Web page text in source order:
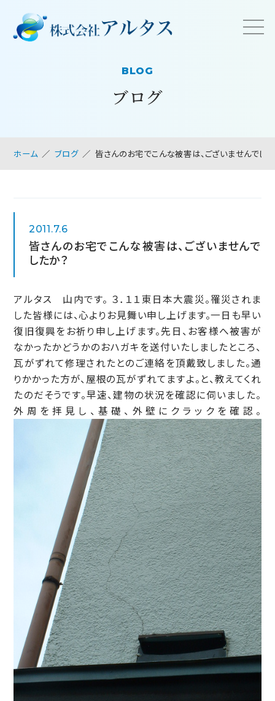
BLOG
ブログ
ホーム ブログ 皆さんのお宅でこんな被害は、ございませんでし
2011.7.6
皆さんのお宅でこんな被害は、ございませんで
したか？
アルタス 山内です。 ３．１１東日本大震災。罹災されま
した皆様には、心よりお見舞い申し上げます。一日も早い
復旧復興をお祈り申し上げます。先日、お客様へ被害が
なかったかどうかのおハガキを送付いたしましたところ、
瓦がずれて修理されたとのご連絡を頂戴致しました。通
りかかった方が、屋根の瓦がずれてますよ。と、教えてくれ
たのだそうです。早速、建物の状況を確認に伺いました。
外周を拝見し、基礎、外壁にクラックを確認。